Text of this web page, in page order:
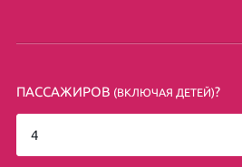
ПАССАЖИРОВ (ВКЛЮЧАЯ ДЕТЕЙ)?